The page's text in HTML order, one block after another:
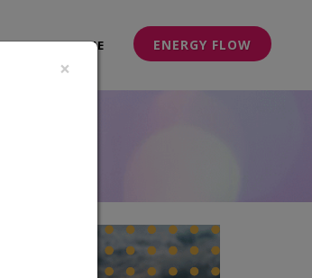
OVER NATHALIE ENERGY FLOW
×